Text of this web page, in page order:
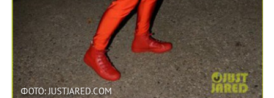
ФОТО: JUSTJARED.COM